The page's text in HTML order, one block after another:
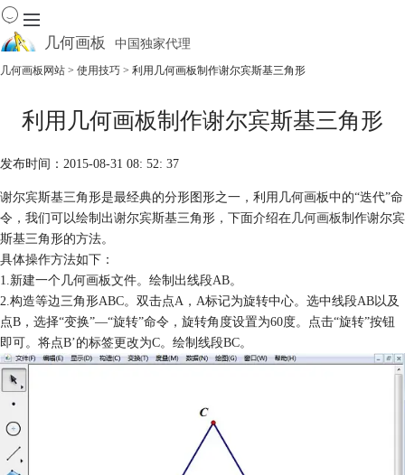
几何画板 中国独家代理
首页
产品
资源中心
软件商城
几何画板网站 > 使用技巧 > 利用几何画板制作谢尔宾斯基三角形
利用几何画板制作谢尔宾斯基三角形
发布时间：2015-08-31 08: 52: 37
谢尔宾斯基三角形是最经典的分形图形之一，利用几何画板中的“迭代”命
令，我们可以绘制出谢尔宾斯基三角形，下面介绍在几何画板制作谢尔宾
斯基三角形的方法。
具体操作方法如下：
1.新建一个几何画板文件。绘制出线段AB。
2.构造等边三角形ABC。双击点A，A标记为旋转中心。选中线段AB以及
点B，选择“变换”—“旋转”命令，旋转角度设置为60度。点击“旋转”按钮
即可。将点B’的标签更改为C。绘制线段BC。